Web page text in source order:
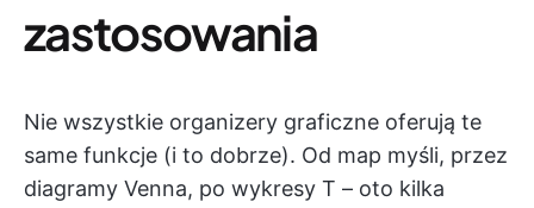
zastosowania
Nie wszystkie organizery graficzne oferują te
same funkcje (i to dobrze). Od map myśli, przez
diagramy Venna, po wykresy T – oto kilka